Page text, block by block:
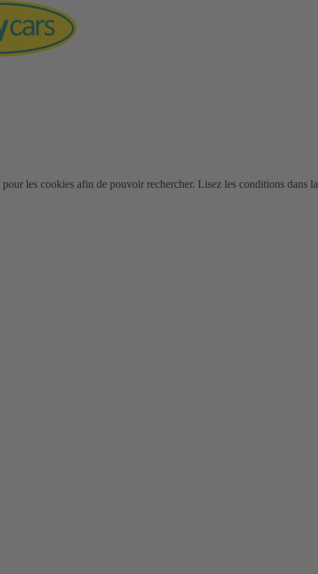
les cookies afin de pouvoir rechercher. Lisez les conditions dans la